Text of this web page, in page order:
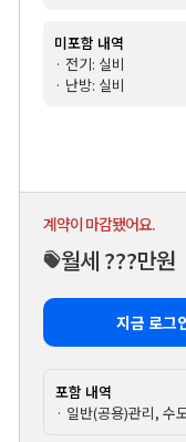
미포함 내역
· 전기: 실비
· 난방: 실비
계약이 마감됐어요.
월세 ???만원
지금 로그
포함 내역
· 일반(공용)관리, 수